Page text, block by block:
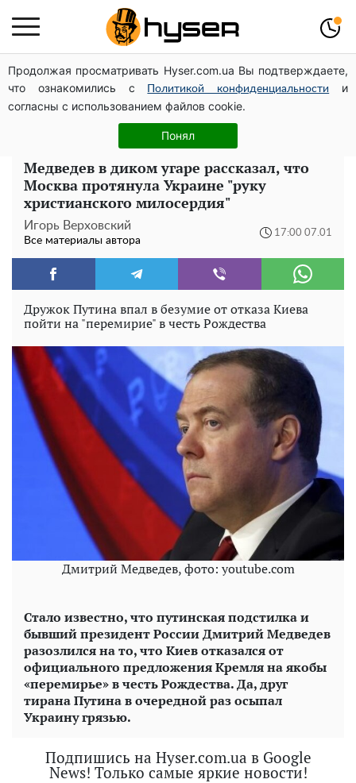
Продолжая просматривать Hyser.com.ua Вы подтверждаете,
что ознакомились с
Политикой конфиденциальности
и
согласны с использованием файлов cookie.
Понял
Посол ОБСЕ во второй раз посетил место российского
удара по жилому дому на Подоле
Елена Тополя слив видео – это далеко не все:
фронтмен "Антитела" Тарас Тополя стал следующим
Медведев в диком угаре рассказал, что
Москва протянула Украине "руку
христианского милосердия"
Игорь Верховский
Все материалы автора
17:00 07.01
Дружок Путина впал в безумие от отказа Киева
пойти на "перемирие" в честь Рождества
Дмитрий Медведев, фото: youtube.com
Стало известно, что путинская подстилка и
бывший президент России Дмитрий Медведев
разозлился на то, что Киев отказался от
официального предложения Кремля на якобы
«перемирье» в честь Рождества. Да, друг
тирана Путина в очередной раз осыпал
Украину грязью.
Подпишись на Hyser.com.ua в Google
News! Только самые яркие новости!